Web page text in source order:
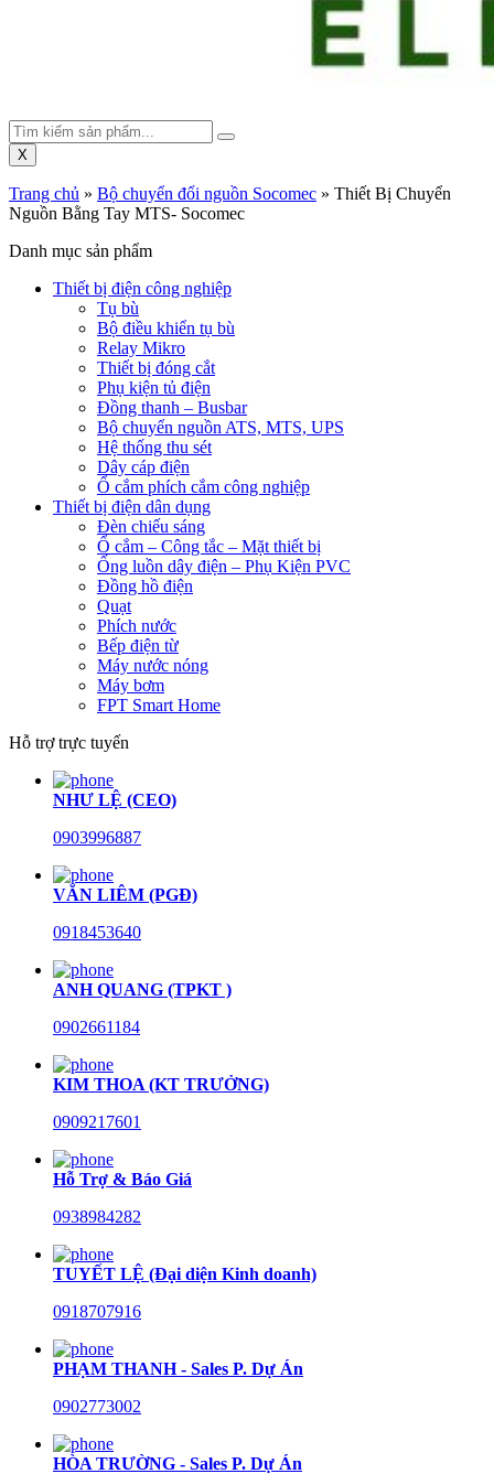
X
Trang chủ » Bộ chuyển đổi nguồn Socomec » Thiết Bị Chuyển
Nguồn Bằng Tay MTS- Socomec
Danh mục sản phẩm
Thiết bị điện công nghiệp
Tụ bù
Bộ điều khiển tụ bù
Relay Mikro
Thiết bị đóng cắt
Phụ kiện tủ điện
Đồng thanh – Busbar
Bộ chuyển nguồn ATS, MTS, UPS
Hệ thống thu sét
Dây cáp điện
Ổ cắm phích cắm công nghiệp
Thiết bị điện dân dụng
Đèn chiếu sáng
Ổ cắm – Công tắc – Mặt thiết bị
Ống luồn dây điện – Phụ Kiện PVC
Đồng hồ điện
Quạt
Phích nước
Bếp điện từ
Máy nước nóng
Máy bơm
FPT Smart Home
Hỗ trợ trực tuyến
NHƯ LỆ (CEO)
0903996887
VĂN LIÊM (PGĐ)
0918453640
ANH QUANG (TPKT )
0902661184
KIM THOA (KT TRƯỞNG)
0909217601
Hỗ Trợ & Báo Giá
0938984282
TUYẾT LỆ (Đại diện Kinh doanh)
0918707916
PHẠM THANH - Sales P. Dự Án
0902773002
HÒA TRƯỜNG - Sales P. Dự Án